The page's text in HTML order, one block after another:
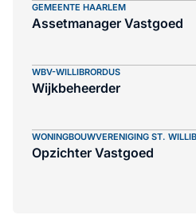
GEMEENTE HAARLEM
Assetmanager Vastgoed
WBV-WILLIBRORDUS
Wijkbeheerder
WONINGBOUWVERENIGING ST.
Opzichter Vastgoed